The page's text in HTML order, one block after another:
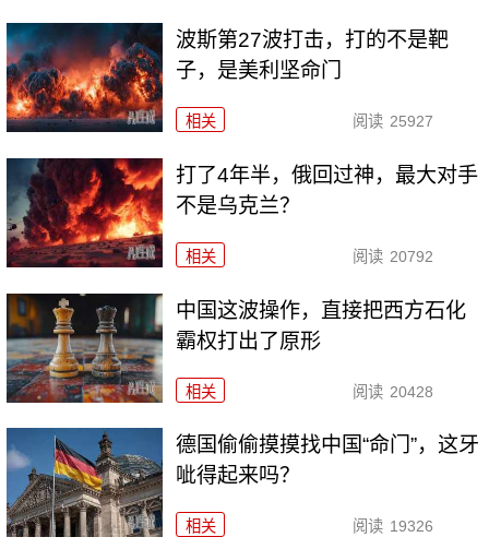
波斯第27波打击，打的不是靶
子，是美利坚命门
相关 阅读 25927
打了4年半，俄回过神，最大对手
不是乌克兰？
相关 阅读 20792
中国这波操作，直接把西方石化
霸权打出了原形
相关 阅读 20428
德国偷偷摸摸找中国“命门”，这牙
呲得起来吗？
相关 阅读 19326